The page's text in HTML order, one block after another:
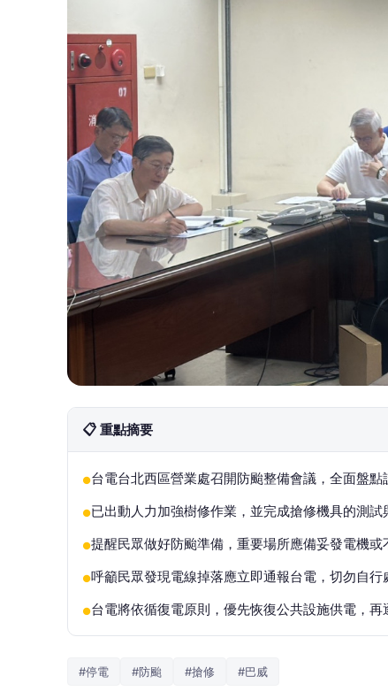
📋 重點摘要
●台電台北西區營業處召開防颱整備會議，全面盤點
●已出動人力加強樹修作業，並完成搶修機具的測試
●提醒民眾做好防颱準備，重要場所應備妥發電機或
●呼籲民眾發現電線掉落應立即通報台電，切勿自行
●台電將依循復電原則，優先恢復公共設施供電，再
#停電 #防颱 #搶修 #巴威